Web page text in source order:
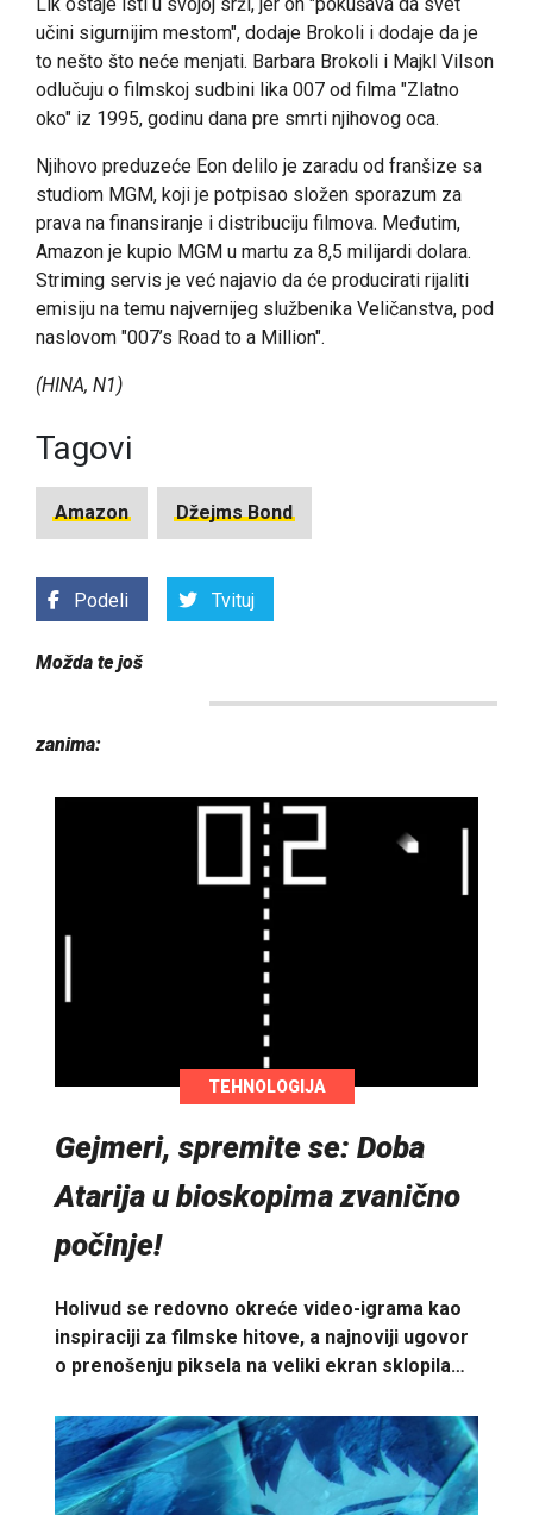
učini sigurnijim mestom", dodaje Brokoli i dodaje da je
to nešto što neće menjati. Barbara Brokoli i Majkl Vilson
odlučuju o filmskoj sudbini lika 007 od filma "Zlatno
oko" iz 1995, godinu dana pre smrti njihovog oca.
Njihovo preduzeće Eon delilo je zaradu od franšize sa
studiom MGM, koji je potpisao složen sporazum za
prava na finansiranje i distribuciju filmova. Međutim,
Amazon je kupio MGM u martu za 8,5 milijardi dolara.
Striming servis je već najavio da će producirati rijaliti
emisiju na temu najvernijeg službenika Veličanstva, pod
naslovom "007’s Road to a Million".
(HINA, N1)
Tagovi
Amazon Džejms Bond
Podeli Tvituj
Možda te još
zanima:
TEHNOLOGIJA
Gejmeri, spremite se: Doba
Atarija u bioskopima zvanično
počinje!
Holivud se redovno okreće video-igrama kao
inspiraciji za filmske hitove, a najnoviji ugovor
o prenošenju piksela na veliki ekran sklopila…